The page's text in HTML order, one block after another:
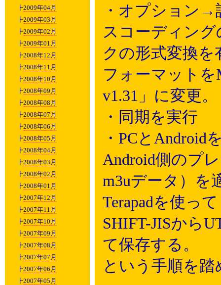
┣2009年04月
┣2009年03月
┣2009年02月
┣2009年01月
┣2008年12月
┣2008年11月
┣2008年10月
┣2008年09月
┣2008年08月
┣2008年07月
┣2008年06月
┣2008年05月
┣2008年04月
┣2008年03月
┣2008年02月
┣2008年01月
┣2007年12月
┣2007年11月
┣2007年10月
┣2007年09月
┣2007年08月
┣2007年07月
┣2007年06月
┣2007年05月
・オプション
スコーディン
クの形式変換
フォーマットを
v1.31」に変更。
・同期を実行
・PCとAndroid
Android側のプ
m3uデータ）を
Terapadを使っ
SHIFT-JISから
て保存する。
という手順を